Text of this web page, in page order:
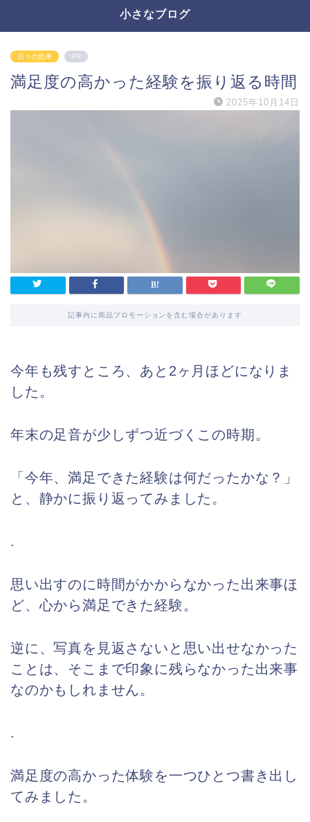
小さなブログ
日々の思考 PR
満足度の高かった経験を振り返る時間
2025年10月14日
記事内に商品プロモーションを含む場合があります
今年も残すところ、あと2ヶ月ほどになりま
した。
年末の足音が少しずつ近づくこの時期。
「今年、満足できた経験は何だったかな？」
と、静かに振り返ってみました。
.
思い出すのに時間がかからなかった出来事ほ
ど、心から満足できた経験。
逆に、写真を見返さないと思い出せなかった
ことは、そこまで印象に残らなかった出来事
なのかもしれません。
.
満足度の高かった体験を一つひとつ書き出し
てみました。